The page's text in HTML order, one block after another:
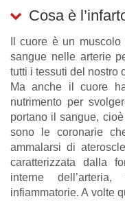
Cosa è
Il cuore è un
sangue nelle arterie
tutti i tessuti del nostro
Ma anche il cuore
nutrimento per
portano il sangue,
sono le coronarie
ammalarsi di
caratterizzata dalla
interne
infiammatorie. A volte